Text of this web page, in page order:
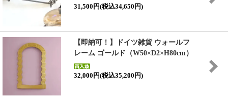
31,500円(税込34,650円)
【即納可！】ドイツ雑貨 ウォールフ
レーム ゴールド（W50×D2×H80cm）
32,000円(税込35,200円)